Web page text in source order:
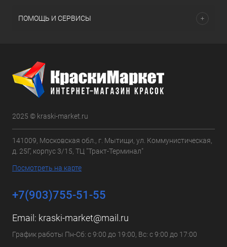
ПОМОЩЬ И СЕРВИСЫ
2025 © kraski-market.ru
141009, Московская обл., г. Мытищи, ул. Коммунистическая,
д. 25Г, корпус 3/15, ТЦ "Тракт-Терминал"
Посмотреть на карте
+7(903)755-51-55
Email: kraski-market@mail.ru
График работы Пн-Сб: с 9:00 до 19:00, Вс: с 9:00 до 17:00